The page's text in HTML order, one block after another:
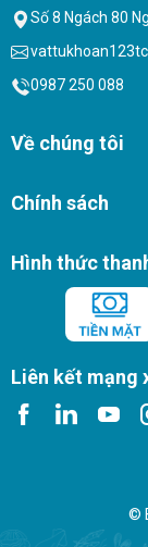
Số 8 Ngách 80
0987 250 088
Về chúng tôi
Chính sách
Hình thức
Liên kết mạng
©